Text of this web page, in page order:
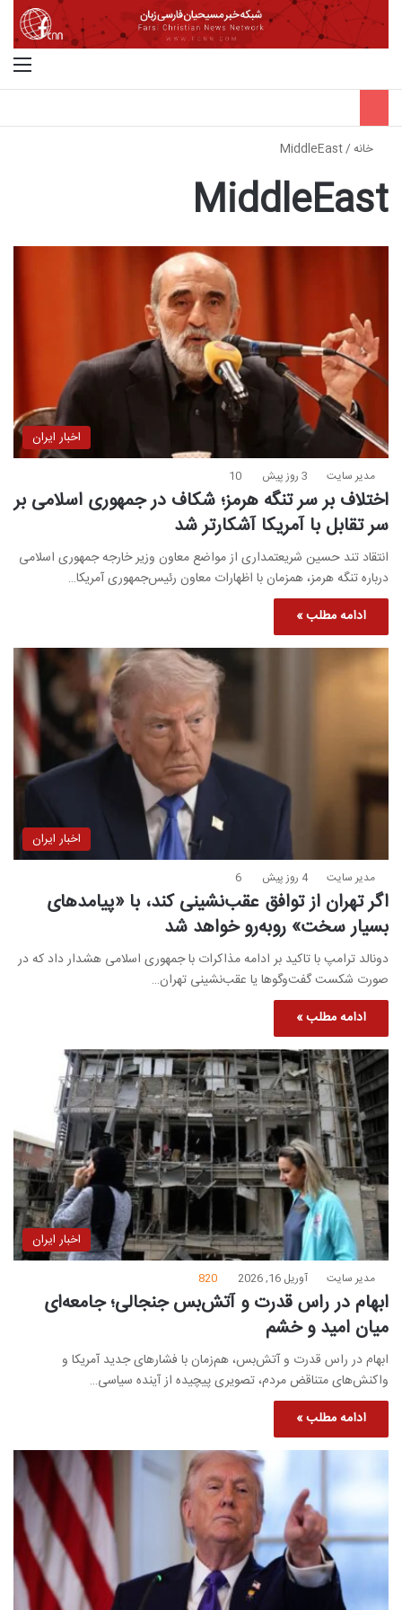
خانه/
MiddleEast
MiddleEast
اخبار ایران
مدیر سایت 3 روز پیش 10
اختلاف بر سر تنگه هرمز؛ شکاف در جمهوری اسلامی بر
سر تقابل با آمریکا آشکارتر شد
انتقاد تند حسین شریعتمداری از مواضع معاون وزیر خارجه جمهوری اسلامی
درباره تنگه هرمز، همزمان با اظهارات معاون رئیس‌جمهوری آمریکا…
ادامه مطلب »
اخبار ایران
مدیر سایت 4 روز پیش 6
اگر تهران از توافق عقب‌نشینی کند، با «پیامدهای
بسیار سخت» روبه‌رو خواهد شد
دونالد ترامپ با تاکید بر ادامه مذاکرات با جمهوری اسلامی هشدار داد که در
صورت شکست گفت‌وگوها یا عقب‌نشینی تهران…
ادامه مطلب »
اخبار ایران
مدیر سایت آوریل 16, 2026 820
ابهام در راس قدرت و آتش‌بس جنجالی؛ جامعه‌ای
میان امید و خشم
ابهام در راس قدرت و آتش‌بس، هم‌زمان با فشارهای جدید آمریکا و
واکنش‌های متناقض مردم، تصویری پیچیده از آینده سیاسی…
ادامه مطلب »